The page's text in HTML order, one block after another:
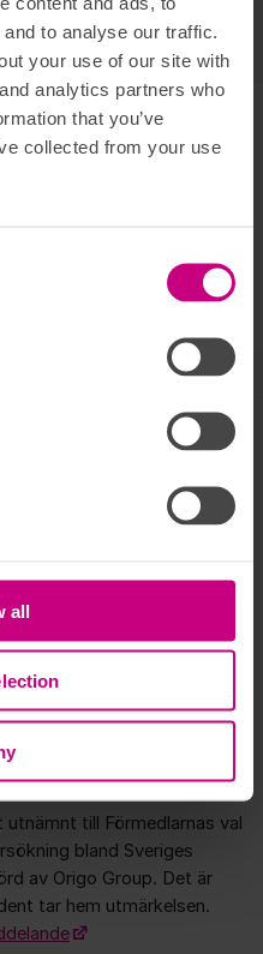
to analyse our traffic.
your use of our site with
analytics partners who
that you’ve
collected from your use
all
Kommentera
Ställ gärna en egen
Skriv vilken försäkring
att återkoppla snabbt.
personligt ärende. Det går
för tionde året i rad
till Förmedlarnas val
bland Sveriges
av Origo Group. Det är
tar hem utmärkelsen.